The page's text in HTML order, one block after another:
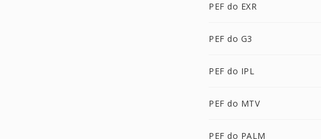
PEF do EXR
PEF do G3
PEF do IPL
PEF do MTV
PEF do PALM